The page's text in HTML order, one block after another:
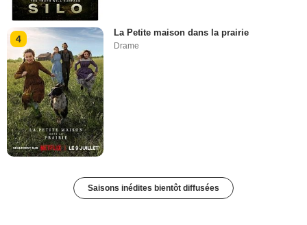
4
La Petite maison dans la prairie
Drame
Saisons inédites bientôt diffusées